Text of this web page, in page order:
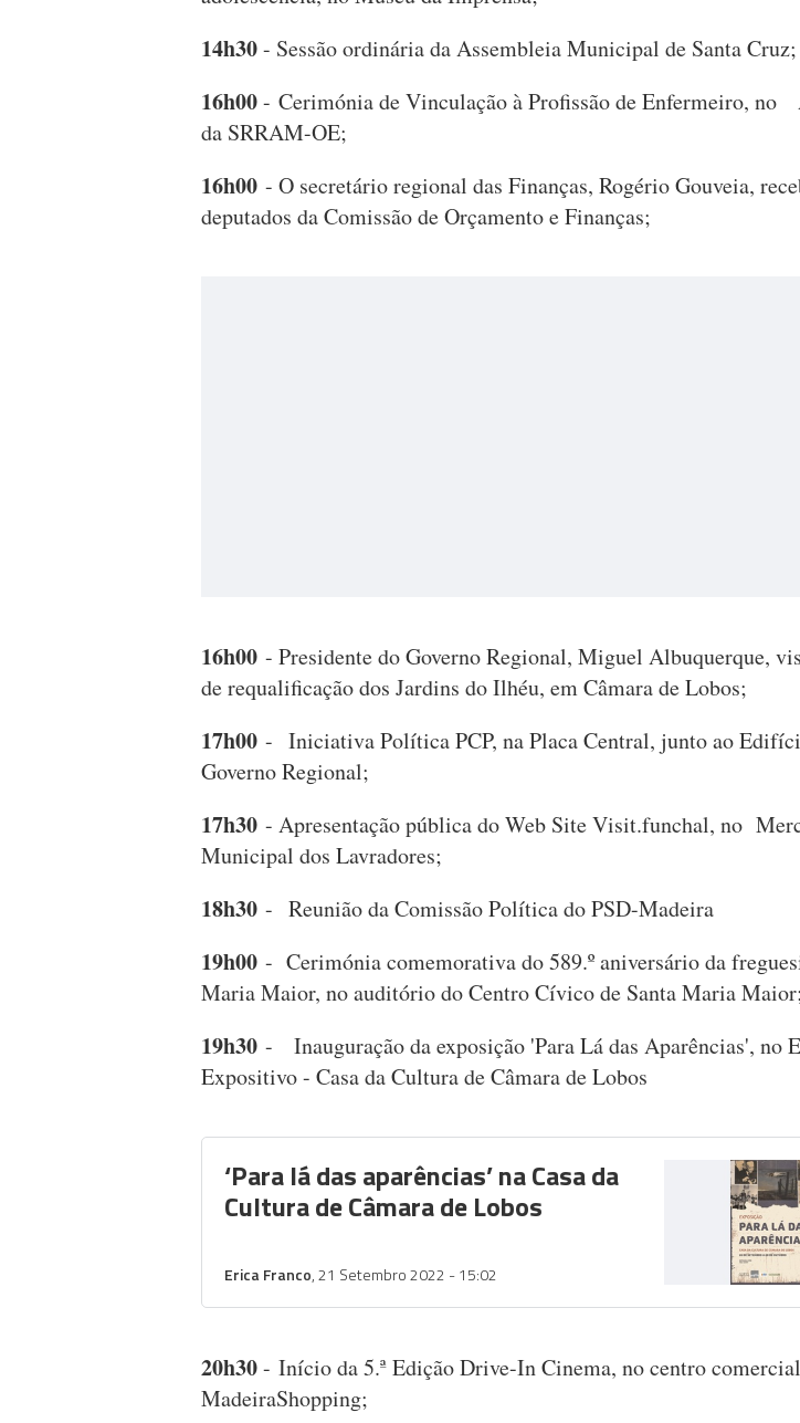
14h30- Sessão ordinária da Assembleia Municipal de Santa Cruz;
16h00- Cerimónia de Vinculação à Profissão de Enfermeiro,
da SRRAM-OE;
16h00 - O secretário regional das Finanças, Rogério Gouveia,
deputados da Comissão de Orçamento e Finanças;
16h00 - Presidente do Governo Regional, Miguel Albuquerque,
de requalificação dos Jardins do Ilhéu, em Câmara de Lobos;
17h00 - Iniciativa Política PCP, na Placa Central, junto ao
Governo Regional;
17h30 - Apresentação pública do Web Site Visit.funchal, no
Municipal dos Lavradores;
18h30 - Reunião da Comissão Política do PSD-Madeira
19h00 - Cerimónia comemorativa do 589.º aniversário da
Maria Maior, no auditório do Centro Cívico de Santa Maria
19h30 - Inauguração da exposição 'Para Lá das Aparências', no
Expositivo - Casa da Cultura de Câmara de Lobos
‘Para lá das aparências’ na Casa da
Cultura de Câmara de Lobos
Erica Franco, 21 Setembro 2022 - 15:02
20h30- Início da 5.ª Edição Drive-In Cinema, no centro comercial
MadeiraShopping;